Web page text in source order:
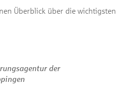
Überblick über die wichtigsten
der